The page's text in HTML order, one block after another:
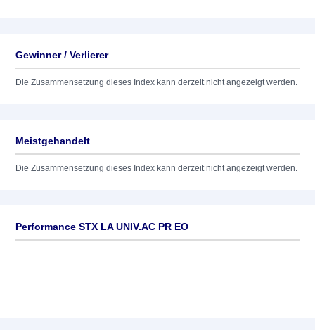
Gewinner / Verlierer
Die Zusammensetzung dieses Index kann derzeit nicht angezeigt werden.
Meistgehandelt
Die Zusammensetzung dieses Index kann derzeit nicht angezeigt werden.
Performance STX LA UNIV.AC PR EO